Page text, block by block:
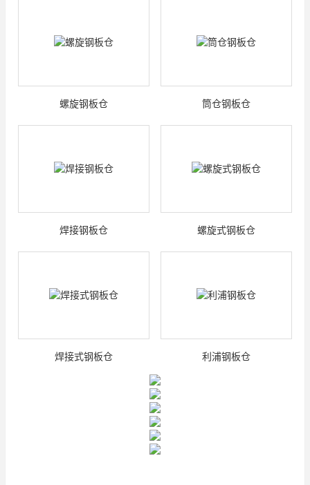
螺旋钢板仓 筒仓钢板仓
焊接钢板仓 螺旋式钢板仓
焊接式钢板仓 利浦钢板仓